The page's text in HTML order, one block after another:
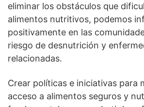
eliminar los obstáculos que
alimentos nutritivos, podemos
positivamente en las
riesgo de desnutrición y
relacionadas.
Crear políticas e iniciativas para
acceso a alimentos seguros y